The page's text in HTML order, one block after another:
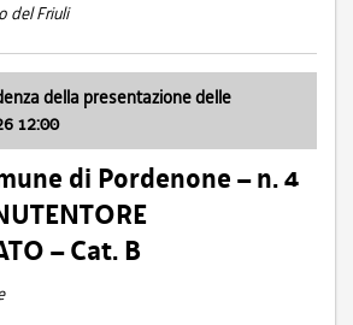
del Friuli
della presentazione delle
12:00
di Pordenone – n. 4
– Cat. B